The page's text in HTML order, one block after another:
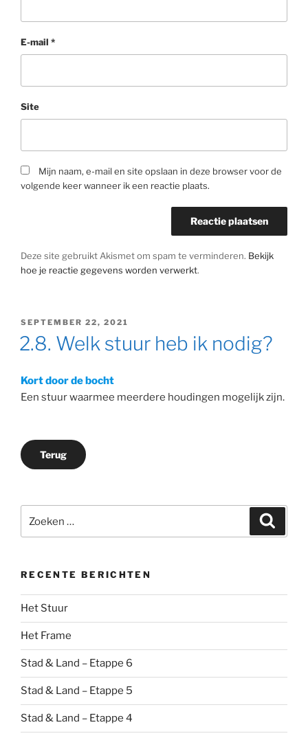
E-mail *
Site
Mijn naam, e-mail en site opslaan in deze browser voor de
volgende keer wanneer ik een reactie plaats.
Deze site gebruikt Akismet om spam te verminderen. Bekijk
hoe je reactie gegevens worden verwerkt.
GEPLAATST
OP
SEPTEMBER 22, 2021
2.8. Welk stuur heb ik nodig?
Kort door de bocht
Een stuur waarmee meerdere houdingen mogelijk zijn.
Terug
naar:
RECENTE BERICHTEN
Het Stuur
Het Frame
Stad & Land – Etappe 6
Stad & Land – Etappe 5
Stad & Land – Etappe 4